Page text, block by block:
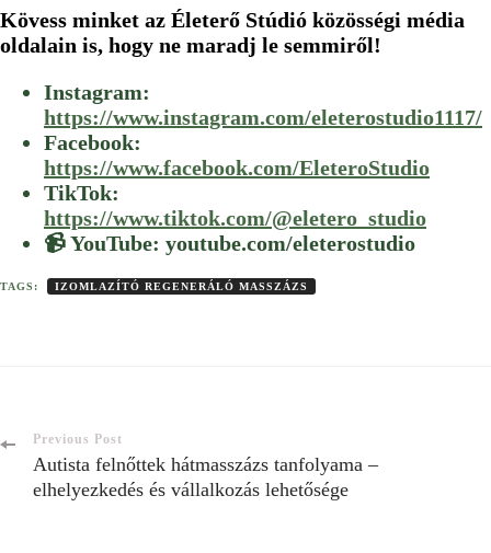
Kövess minket az Életerő Stúdió közösségi média
oldalain is, hogy ne maradj le semmiről!
Instagram:
https://www.instagram.com/eleterostudio1117/
Facebook:
https://www.facebook.com/EleteroStudio
TikTok:
https://www.tiktok.com/@eletero_studio
📹 YouTube: youtube.com/eleterostudio
TAGS: IZOMLAZÍTÓ REGENERÁLÓ MASSZÁZS
Previous Post
Autista felnőttek hátmasszázs tanfolyama –
elhelyezkedés és vállalkozás lehetősége